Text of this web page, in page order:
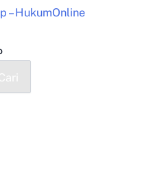
– HukumOnline